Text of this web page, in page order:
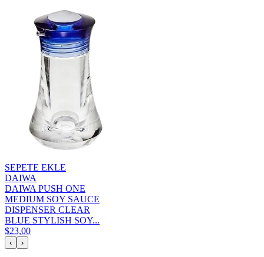
SEPETE EKLE
DAIWA
DAIWA PUSH ONE
MEDIUM SOY SAUCE
DISPENSER CLEAR
BLUE STYLISH SOY...
$23,00
‹ ›